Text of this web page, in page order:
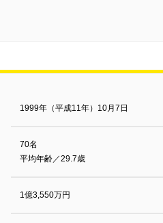
1999年（平成11年）10月7日
70名
平均年齢／29.7歳
1億3,550万円